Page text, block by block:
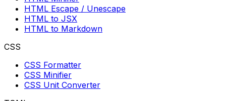
HTML Escape / Unescape
HTML to JSX
HTML to Markdown
CSS
CSS Formatter
CSS Minifier
CSS Unit Converter